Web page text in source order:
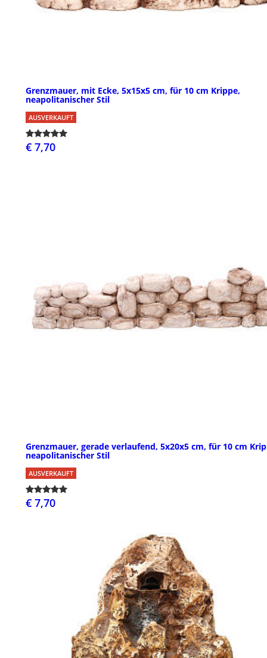
Grenzmauer, mit Ecke, 5x15x5 cm, für 10 cm Krippe,
neapolitanischer Stil
AUSVERKAUFT
€ 7,70
Grenzmauer, gerade verlaufend, 5x20x5 cm, für 10 cm
neapolitanischer Stil
AUSVERKAUFT
€ 7,70